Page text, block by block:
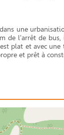
une
de l'arrêt de
plat et avec
et prêt à